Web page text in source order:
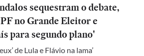
sequestram o debate,
no Grande Eleitor e
para segundo plano'
de Lula e Flávio na lama’